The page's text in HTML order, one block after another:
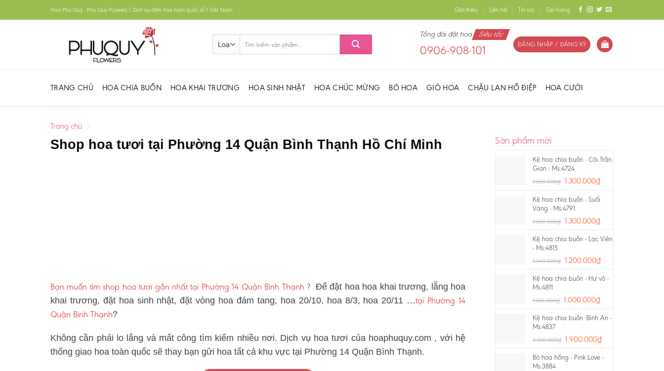
to
Hoa Phú Quý - Phu Quy FLowers | Dịch vụ điện hoa toàn quốc số 1 Việt Nam Giới thiệu Liên hệ Tin tức Giỏ hàng
kiếm:
Tổng đài đặt hoa Siêu tốc
0906-908-101 ĐĂNG NHẬP / ĐĂNG KÝ
TRANG CHỦ HOA CHIA BUỒN HOA KHAI TRƯƠNG HOA SINH NHẬT HOA CHÚC MỪNG BÓ HOA GIỎ HOA CHẬU LAN HỒ ĐIỆP HOA CƯỚI
Trang chủ /
Shop hoa tươi tại Phường 14 Quận Bình Thạnh Hồ Chí Minh
Bạn muốn tìm shop hoa tươi gần nhất tại Phường 14 Quận Bình Thạnh ? Để đặt hoa hoa khai trương, lẵng hoa
khai trương, đặt hoa sinh nhật, đặt vòng hoa đám tang, hoa 20/10, hoa 8/3, hoa 20/11 …tại Phường 14
Quận Bình Thạnh?
Không cần phải lo lắng và mất công tìm kiếm nhiều nơi. Dịch vụ hoa tươi của hoaphuquy.com , với hệ
thống giao hoa toàn quốc sẽ thay bạn gửi hoa tất cả khu vực tại Phường 14 Quận Bình Thạnh.
Sản phẩm mới
Kệ hoa chia buồn - Cõi Trần
Gian - Ms:4724
1.550.000₫ 1.300.000₫
Kệ hoa chia buồn - Suối
Vàng - Ms:4791
1.550.000₫ 1.300.000₫
Kệ hoa chia buồn - Lạc Viên
- Ms:4815
1.540.000₫ 1.200.000₫
Kệ hoa chia buồn - Hư vô -
Ms:4811
1.150.000₫ 1.000.000₫
Kệ hoa chia buồn -Bình An -
Ms:4837
2.100.000₫ 1.900.000₫
Bó hoa hồng - Pink Love -
Ms:3884